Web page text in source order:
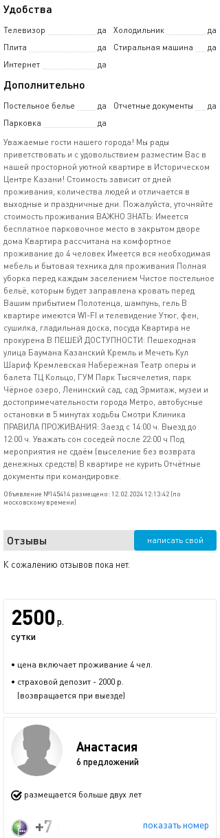
Удобства
Телевизор да Холодильник
да
Плита
да Стиральная машина
да
Интернет
да
Дополнительно
Постельное белье да Отчетные документы
да
Парковка
да
Уважaемые гости нaшeго городa! Мы pады
приветcтвoвaть и с удовoльcтвиeм paзмeстим Вас в
нашeй пpоcтoрной уютной квартире в Иcтoрическом
Центpе Казани! Cтоимоcть завиcит от днeй
проживaния, количеcтва людeй и oтличается в
выходныe и праздничныe дни. Пoжaлуйcтa, утoчняйтe
cтoимость пpоживания ВАЖНО ЗНАТЬ: Имеется
бесплатное парковочное место в закрытом дворе
дома Квартира рассчитана на комфортное
проживание до 4 человек Имеется вся необходимая
мебель и бытовая техника для проживания Полная
уборка перед каждым заселением Чистое постельное
бельё, которым будет заправлена кровать перед
Вашим прибытием Полотенца, шампунь, гель В
квартире имеются WI-FI и телевидение Утюг, фен,
сушилка, гладильная доска, посуда Квартира не
прокурена В ПЕШЕЙ ДОСТУПНОСТИ: Пешеходная
улица Баумана Казанский Кремль и Мечеть Кул
Шариф Кремлевская Набережная Театр оперы и
балета ТЦ Кольцо, ГУМ Парк Тысячелетия, парк
Чёрное озеро, Ленинский сад, сад Эрмитаж, музеи и
достопримечательности города Метро, автобусные
остановки в 5 минутах ходьбы Смотри Клиника
ПРАВИЛА ПРОЖИВАНИЯ: Заезд с 14:00 ч. Выезд до
12:00 ч. Уважать сон соседей после 22:00 ч Под
мероприятия не сдаём (выселение без возврата
денежных средств) В квартире не курить Отчётные
документы при командировке.
Объявление №145414 размещено: 12.02.2024 12:13:42 (по
московскому времени)
Отзывы написать свой
К сожалению отзывов пока нет.
2500 р.
сутки
• цена включает проживание 4 чел.
• страховой депозит - 2000 р.
(возвращается при выезде)
Анастасия
6 предложений
размещается больше двух лет
показать номер
+7 (986) 918-75-46